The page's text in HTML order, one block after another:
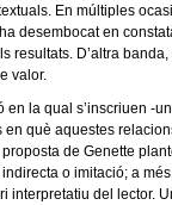
En múltiples
desembocat en
D’altra
valor.
la qual s’inscriuen
què aquestes
de Genette
o imitació; a
del lector.